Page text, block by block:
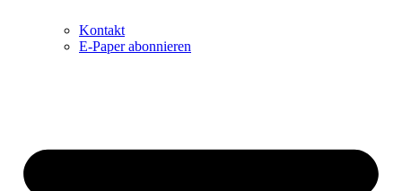
Kontakt
E-Paper abonnieren